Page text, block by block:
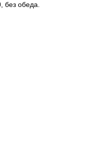
без обеда.